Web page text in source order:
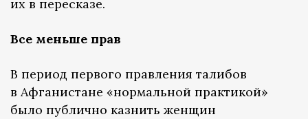
их в пересказе.
Все меньше прав
В период первого правления талибов
в Афганистане «нормальной практикой»
было публично казнить женщин